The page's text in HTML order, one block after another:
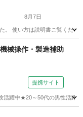
8月7日
使い方は説明書ご覧くださ
械操作・製造補助
提携サイト
活躍中★20～50代の男性活